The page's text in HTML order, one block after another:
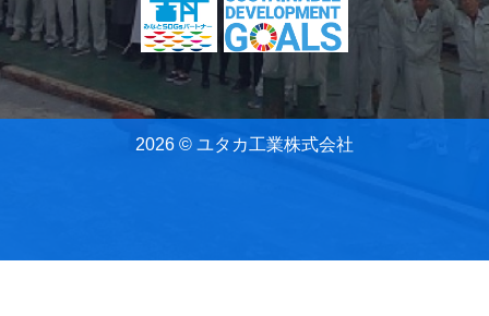
2026 © ユタカ工業株式会社